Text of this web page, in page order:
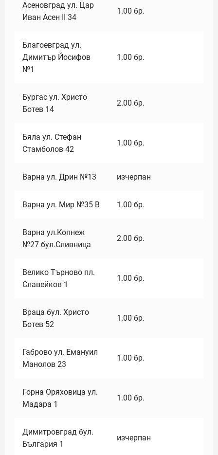
Асеновград ул. Цар
Иван Асен II 34
1.00 бр.
Благоевград ул.
Димитър Йосифов
№1
1.00 бр.
Бургас ул. Христо
Ботев 14
2.00 бр.
Бяла ул. Стефан
Стамболов 42
1.00 бр.
Варна ул. Дрин №13 изчерпан
Варна ул. Мир №35 В 1.00 бр.
Варна ул.Копнеж
№27 бул.Сливница
2.00 бр.
Велико Търново пл.
Славейков 1
1.00 бр.
Враца бул. Христо
Ботев 52
1.00 бр.
Габрово ул. Емануил
Манолов 23
1.00 бр.
Горна Оряховица ул.
Мадара 1
1.00 бр.
Димитровград бул.
България 1
изчерпан